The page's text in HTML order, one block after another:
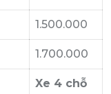
1.500.000
1.700.000
Xe 4 chỗ